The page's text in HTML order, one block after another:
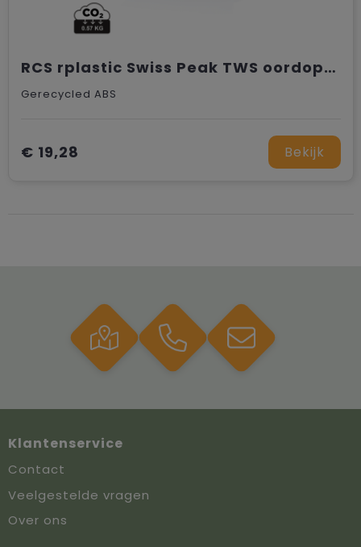
RCS rplastic Swiss Peak TWS oordoppen 2.0
Gerecycled ABS
€ 19,28 Bekijk
Klantenservice
Contact
Veelgestelde vragen
Over ons